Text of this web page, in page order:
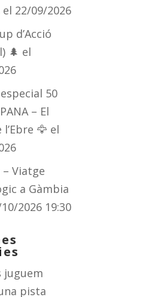
el 22/09/2026
d’Acció
🌲 el
50
– El
🦅 el
Viatge
a Gàmbia
2026 19:30
juguem
pista